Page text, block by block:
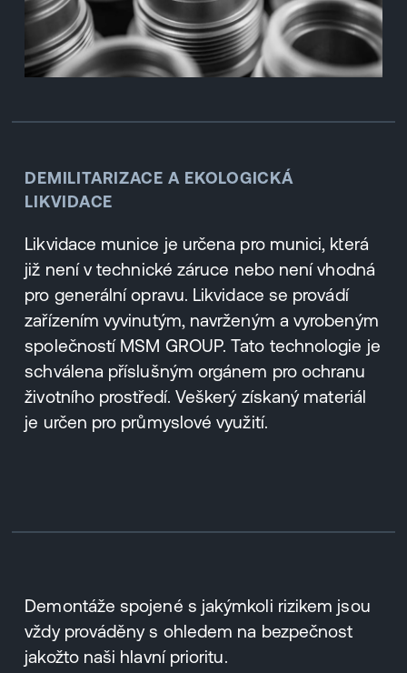
DEMILITARIZACE A EKOLOGICKÁ
LIKVIDACE
Likvidace munice je určena pro munici, která
již není v technické záruce nebo není vhodná
pro generální opravu. Likvidace se provádí
zařízením vyvinutým, navrženým a vyrobeným
společností MSM GROUP. Tato technologie je
schválena příslušným orgánem pro ochranu
životního prostředí. Veškerý získaný materiál
je určen pro průmyslové využití.
Demontáže spojené s jakýmkoli rizikem jsou
vždy prováděny s ohledem na bezpečnost
jakožto naši hlavní prioritu.